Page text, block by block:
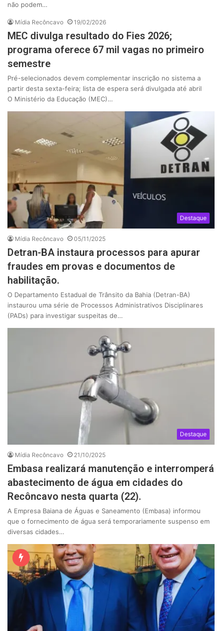
não podem…
Mídia Recôncavo 19/02/2026
MEC divulga resultado do Fies 2026;
programa oferece 67 mil vagas no primeiro
semestre
Pré-selecionados devem complementar inscrição no sistema a
partir desta sexta-feira; lista de espera será divulgada até abril
O Ministério da Educação (MEC)…
Destaque
Mídia Recôncavo 05/11/2025
Detran-BA instaura processos para apurar
fraudes em provas e documentos de
habilitação.
O Departamento Estadual de Trânsito da Bahia (Detran-BA)
instaurou uma série de Processos Administrativos Disciplinares
(PADs) para investigar suspeitas de…
Destaque
Mídia Recôncavo 21/10/2025
Embasa realizará manutenção e interromperá
abastecimento de água em cidades do
Recôncavo nesta quarta (22).
A Empresa Baiana de Águas e Saneamento (Embasa) informou
que o fornecimento de água será temporariamente suspenso em
diversas cidades…